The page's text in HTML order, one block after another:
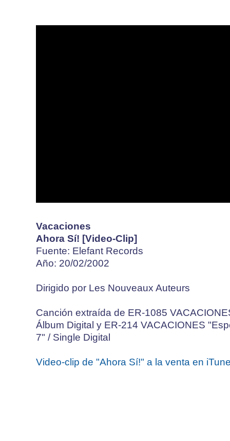
Vacaciones
Ahora Sí! [Video-Clip]
Fuente: Elefant Records
Año: 20/02/2002
Dirigido por Les Nouveaux Auteurs
Canción extraída de ER-1085
Álbum Digital y ER-214 VACACIONES
7" / Single Digital
Video-clip de "Ahora Sí!" a la venta en